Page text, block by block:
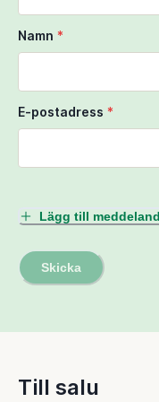
Namn *
E-postadress *
Lägg till
Skicka
Till salu